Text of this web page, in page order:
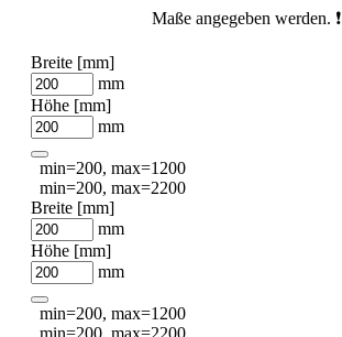
Maße angegeben werden. ❗
Breite [mm]
mm
Höhe [mm]
mm
min=200, max=1200
min=200, max=2200
Breite [mm]
mm
Höhe [mm]
mm
min=200, max=1200